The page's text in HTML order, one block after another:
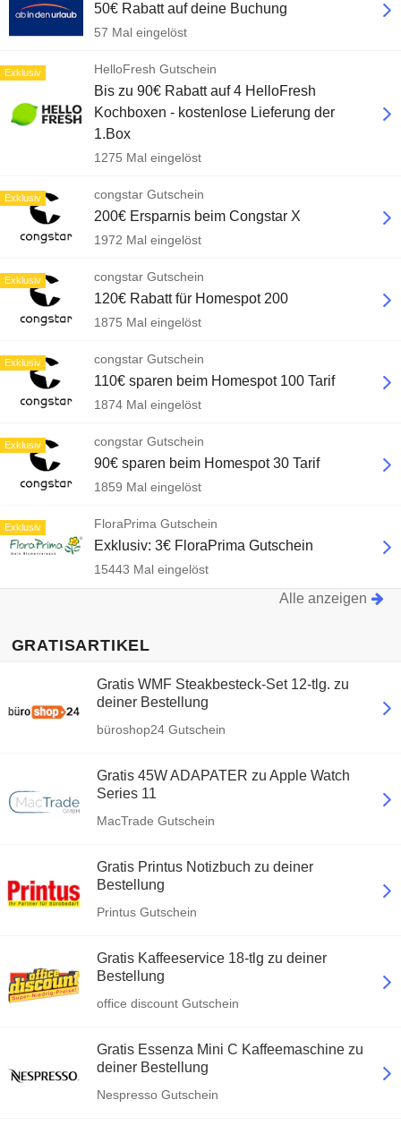
50€ Rabatt auf deine Buchung
57 Mal eingelöst
HelloFresh Gutschein
Bis zu 90€ Rabatt auf 4 HelloFresh
Kochboxen - kostenlose Lieferung der
1.Box
1275 Mal eingelöst
Exklusiv
congstar Gutschein
200€ Ersparnis beim Congstar X
1972 Mal eingelöst
Exklusiv
congstar Gutschein
120€ Rabatt für Homespot 200
1875 Mal eingelöst
Exklusiv
congstar Gutschein
110€ sparen beim Homespot 100 Tarif
1874 Mal eingelöst
Exklusiv
congstar Gutschein
90€ sparen beim Homespot 30 Tarif
1859 Mal eingelöst
Exklusiv
FloraPrima Gutschein
Exklusiv: 3€ FloraPrima Gutschein
15443 Mal eingelöst
Exklusiv
Alle anzeigen
GRATISARTIKEL
Gratis WMF Steakbesteck-Set 12-tlg. zu
deiner Bestellung
büroshop24 Gutschein
Gratis 45W ADAPATER zu Apple Watch
Series 11
MacTrade Gutschein
Gratis Printus Notizbuch zu deiner
Bestellung
Printus Gutschein
Gratis Kaffeeservice 18-tlg zu deiner
Bestellung
office discount Gutschein
Gratis Essenza Mini C Kaffeemaschine zu
deiner Bestellung
Nespresso Gutschein